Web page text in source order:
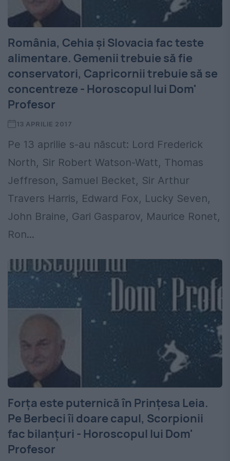
România, Cehia și Slovacia fac teste
alimentare. Gemenii trebuie să fie
conservatori, Capricornii trebuie să se
concentreze - Horoscopul lui Dom'
Profesor
13 APRILIE 2017
Pe 13 aprilie s-au născut: Lord Frederick
North, Sir Robert Watson-Watt, Thomas
Jeffreson, Samuel Becket, Sir Arthur
Travers Harris, Edward Fox, Lucky Seven,
John Braine, Gari Gasparov, Maurice Ronet,
Ron...
Forța este puternică în Prințesa Leia.
Pe Berbeci îi doare capul, Scorpionii
fac bilanțuri - Horoscopul lui Dom'
Profesor